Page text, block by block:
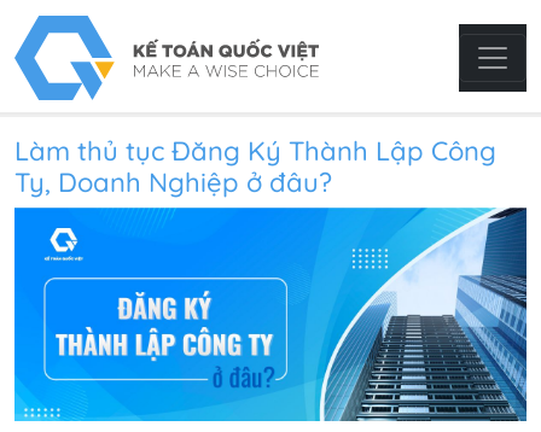
Làm thủ tục Đăng Ký Thành Lập Công
Ty, Doanh Nghiệp ở đâu?